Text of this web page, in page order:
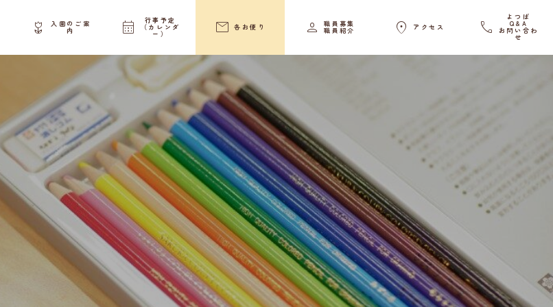
 入園のご案
内  行事予定
（カレンダ
ー）  各お便り  職員募集
職員紹介  アクセス 
よつば
Q&A
お問い合わ
せ